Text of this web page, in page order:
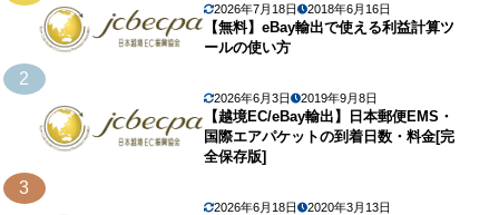
2026年7月18日 2018年6月16日
【無料】eBay輸出で使える利益計算ツ
ールの使い方
2
2026年6月3日 2019年9月8日
【越境EC/eBay輸出】日本郵便EMS・
国際エアパケットの到着日数・料金[完
全保存版]
3
2026年6月18日 2020年3月13日